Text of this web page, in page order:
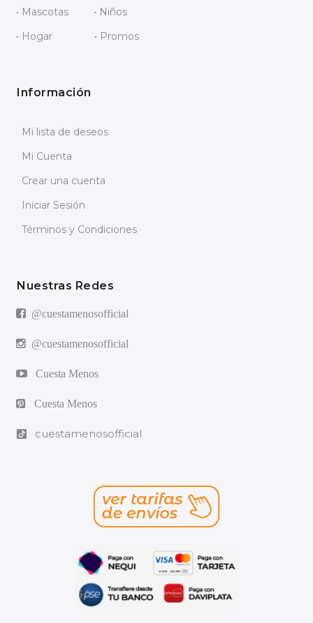
• Mascotas
• Niños
• Hogar
• Promos
Información
Mi lista de deseos
Mi Cuenta
Crear una cuenta
Iniciar Sesión
Términos y Condiciones
Nuestras Redes
@cuestamenosofficial
@cuestamenosofficial
Cuesta Menos
Cuesta Menos
cuestamenosofficial